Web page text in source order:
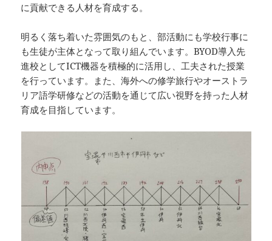
に貢献できる人材を育成する。
明るく落ち着いた雰囲気のもと、部活動にも学校行事に
も生徒が主体となって取り組んでいます。BYOD導入先
進校としてICT機器を積極的に活用し、工夫された授業
を行っています。また、海外への修学旅行やオーストラ
リア語学研修などの活動を通じて広い視野を持った人材
育成を目指しています。